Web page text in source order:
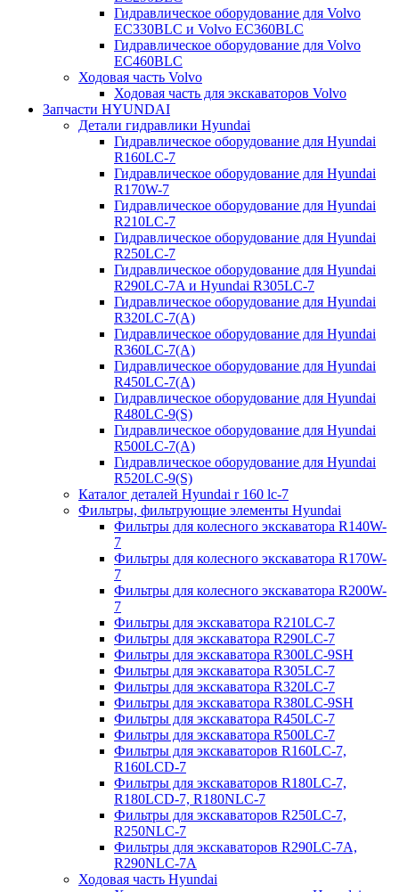
Гидравлическое оборудование для Volvo
EC330BLC и Volvo EC360BLC
Гидравлическое оборудование для Volvo
EC460BLC
Ходовая часть Volvo
Ходовая часть для экскаваторов Volvo
Запчасти HYUNDAI
Детали гидравлики Hyundai
Гидравлическое оборудование для Hyundai
R160LC-7
Гидравлическое оборудование для Hyundai
R170W-7
Гидравлическое оборудование для Hyundai
R210LC-7
Гидравлическое оборудование для Hyundai
R250LC-7
Гидравлическое оборудование для Hyundai
R290LC-7A и Hyundai R305LC-7
Гидравлическое оборудование для Hyundai
R320LC-7(A)
Гидравлическое оборудование для Hyundai
R360LC-7(A)
Гидравлическое оборудование для Hyundai
R450LC-7(A)
Гидравлическое оборудование для Hyundai
R480LC-9(S)
Гидравлическое оборудование для Hyundai
R500LC-7(A)
Гидравлическое оборудование для Hyundai
R520LC-9(S)
Каталог деталей Hyundai r 160 lc-7
Фильтры, фильтрующие элементы Hyundai
Фильтры для колесного экскаватора R140W-
7
Фильтры для колесного экскаватора R170W-
7
Фильтры для колесного экскаватора R200W-
7
Фильтры для экскаватора R210LC-7
Фильтры для экскаватора R290LC-7
Фильтры для экскаватора R300LC-9SH
Фильтры для экскаватора R305LC-7
Фильтры для экскаватора R320LC-7
Фильтры для экскаватора R380LC-9SH
Фильтры для экскаватора R450LC-7
Фильтры для экскаватора R500LC-7
Фильтры для экскаваторов R160LC-7,
R160LCD-7
Фильтры для экскаваторов R180LC-7,
R180LCD-7, R180NLC-7
Фильтры для экскаваторов R250LC-7,
R250NLC-7
Фильтры для экскаваторов R290LC-7A,
R290NLC-7A
Ходовая часть Hyundai